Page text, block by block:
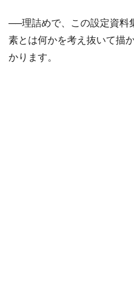
──理詰めで、この設定資料
素とは何かを考え抜いて描
かります。